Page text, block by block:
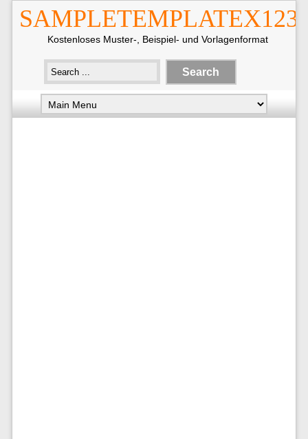
Kostenloses Muster-, Beispiel- und Vorlagenformat